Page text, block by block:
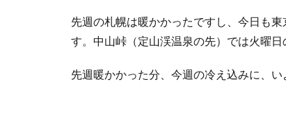
先週の札幌は暖かかったですし、今日も
す。中山峠（定山渓温泉の先）では火曜日
先週暖かかった分、今週の冷え込みに、